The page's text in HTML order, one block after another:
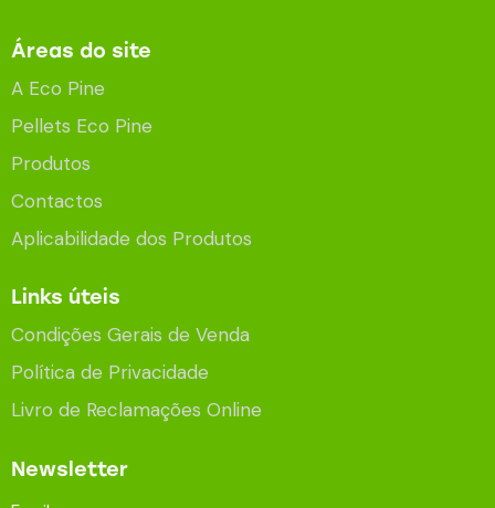
Áreas do site
A Eco Pine
Pellets Eco Pine
Produtos
Contactos
Aplicabilidade dos Produtos
Links úteis
Condições Gerais de Venda
Política de Privacidade
Livro de Reclamações Online
Newsletter